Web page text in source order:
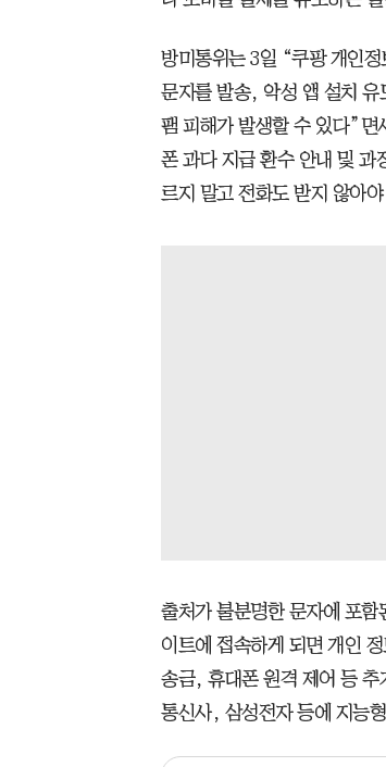
방미통위는 3일 “쿠팡 개인
문자를 발송, 악성 앱 설치 유
팸 피해가 발생할 수 있다”면
폰 과다 지급 환수 안내 및 과
르지 말고 전화도 받지 않아
출처가 불분명한 문자에 포
이트에 접속하게 되면 개인
송금, 휴대폰 원격 제어 등 추
통신사, 삼성전자 등에 지능